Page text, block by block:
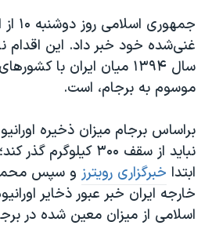
غنی‌شده خود خبر داد. این
سال ۱۳۹۴ میان ایران با
موسوم به برجام، است.
براساس برجام میزان ذخیره
ابتدا خبرگزاری رویترز و سپس
خارجه ایران خبر عبور ذخایر
اسلامی از میزان معین شده در